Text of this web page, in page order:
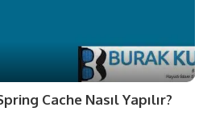
Cache Nasıl Yapılır?